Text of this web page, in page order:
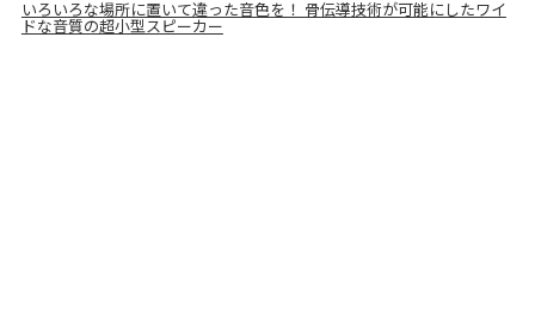
いろいろな場所に置いて違った音色を！ 骨伝導技術が可能にしたワイ
ドな音質の超小型スピーカー